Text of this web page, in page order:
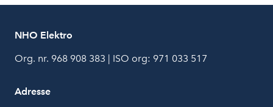
NHO Elektro
Org. nr. 968 908 383 | ISO org: 971 033 517
Adresse